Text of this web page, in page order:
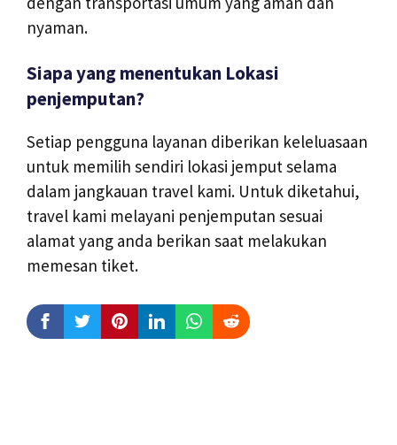
nyaman.
Siapa yang menentukan Lokasi
penjemputan?
Setiap pengguna layanan diberikan keleluasaan
untuk memilih sendiri lokasi jemput selama
dalam jangkauan travel kami. Untuk diketahui,
travel kami melayani penjemputan sesuai
alamat yang anda berikan saat melakukan
memesan tiket.